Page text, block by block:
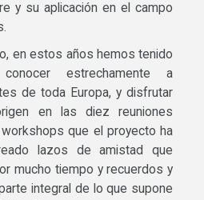
y su aplicación en el campo
en estos años hemos tenido
estrechamente a
de toda Europa, y disfrutar
en las diez reuniones
que el proyecto ha
lazos de amistad que
mucho tiempo y recuerdos y
integral de lo que supone